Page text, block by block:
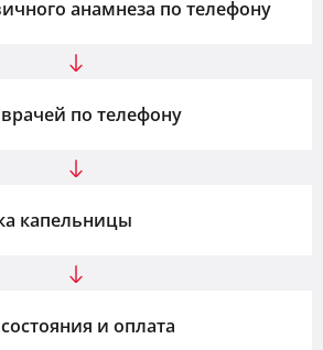
анамнеза по телефону
по телефону
капельницы
и оплата